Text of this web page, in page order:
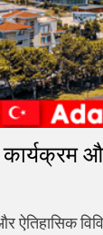
कार्यक्रम
ऐतिहासिक